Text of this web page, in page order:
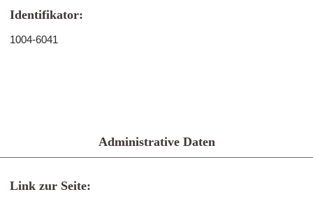
Identifikator:
1004-6041
Administrative Daten
Link zur Seite: